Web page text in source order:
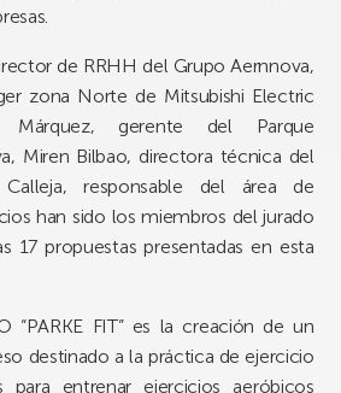
de RRHH del Grupo Aernnova,
zona Norte de Mitsubishi Electric
Márquez, gerente del Parque
Miren Bilbao, directora técnica del
responsable del área de
han sido los miembros del jurado
17 propuestas presentadas en esta
“PARKE FIT” es la creación de un
destinado a la práctica de ejercicio
para entrenar ejercicios aeróbicos